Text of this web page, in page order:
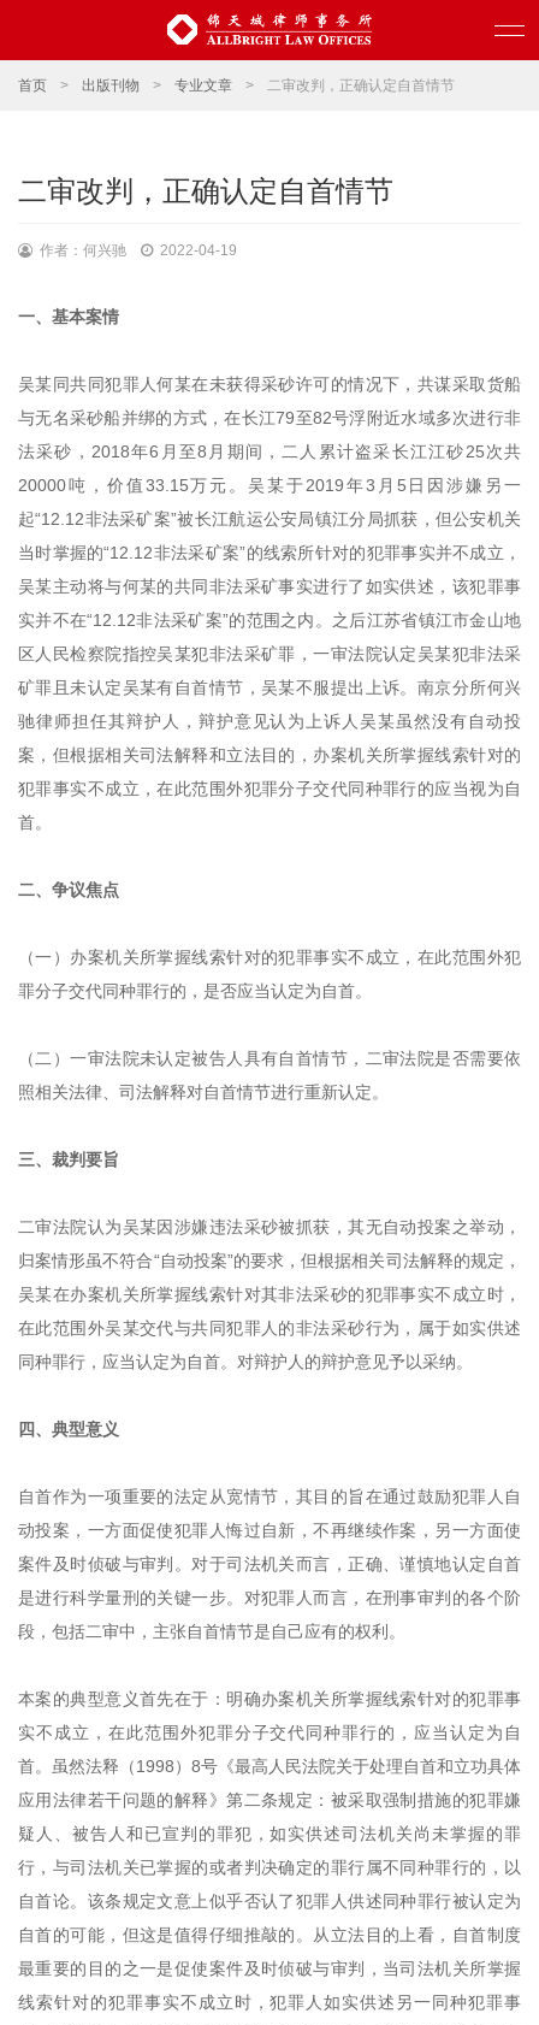
首页 > 出版刊物 > 专业文章 > 二审改判，正确认定自首情节
二审改判，正确认定自首情节
作者：何兴驰 2022-04-19
一、基本案情
吴某同共同犯罪人何某在未获得采砂许可的情况下，共谋采取货船
与无名采砂船并绑的方式，在长江79至82号浮附近水域多次进行非
法采砂，2018年6月至8月期间，二人累计盗采长江江砂25次共
20000吨，价值33.15万元。吴某于2019年3月5日因涉嫌另一
起“12.12非法采矿案”被长江航运公安局镇江分局抓获，但公安机关
当时掌握的“12.12非法采矿案”的线索所针对的犯罪事实并不成立，
吴某主动将与何某的共同非法采矿事实进行了如实供述，该犯罪事
实并不在“12.12非法采矿案”的范围之内。之后江苏省镇江市金山地
区人民检察院指控吴某犯非法采矿罪，一审法院认定吴某犯非法采
矿罪且未认定吴某有自首情节，吴某不服提出上诉。南京分所何兴
驰律师担任其辩护人，辩护意见认为上诉人吴某虽然没有自动投
案，但根据相关司法解释和立法目的，办案机关所掌握线索针对的
犯罪事实不成立，在此范围外犯罪分子交代同种罪行的应当视为自
首。
二、争议焦点
（一）办案机关所掌握线索针对的犯罪事实不成立，在此范围外犯
罪分子交代同种罪行的，是否应当认定为自首。
（二）一审法院未认定被告人具有自首情节，二审法院是否需要依
照相关法律、司法解释对自首情节进行重新认定。
三、裁判要旨
二审法院认为吴某因涉嫌违法采砂被抓获，其无自动投案之举动，
归案情形虽不符合“自动投案”的要求，但根据相关司法解释的规定，
吴某在办案机关所掌握线索针对其非法采砂的犯罪事实不成立时，
在此范围外吴某交代与共同犯罪人的非法采砂行为，属于如实供述
同种罪行，应当认定为自首。对辩护人的辩护意见予以采纳。
四、典型意义
自首作为一项重要的法定从宽情节，其目的旨在通过鼓励犯罪人自
动投案，一方面促使犯罪人悔过自新，不再继续作案，另一方面使
案件及时侦破与审判。对于司法机关而言，正确、谨慎地认定自首
是进行科学量刑的关键一步。对犯罪人而言，在刑事审判的各个阶
段，包括二审中，主张自首情节是自己应有的权利。
本案的典型意义首先在于：明确办案机关所掌握线索针对的犯罪事
实不成立，在此范围外犯罪分子交代同种罪行的，应当认定为自
首。虽然法释（1998）8号《最高人民法院关于处理自首和立功具体
应用法律若干问题的解释》第二条规定：被采取强制措施的犯罪嫌
疑人、被告人和已宣判的罪犯，如实供述司法机关尚未掌握的罪
行，与司法机关已掌握的或者判决确定的罪行属不同种罪行的，以
自首论。该条规定文意上似乎否认了犯罪人供述同种罪行被认定为
自首的可能，但这是值得仔细推敲的。从立法目的上看，自首制度
最重要的目的之一是促使案件及时侦破与审判，当司法机关所掌握
线索针对的犯罪事实不成立时，犯罪人如实供述另一同种犯罪事